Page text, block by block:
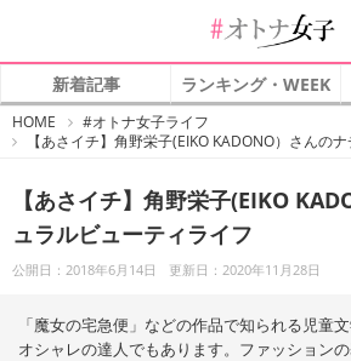
新着記事 ランキング・WEEK
HOME
オ
ト
子
#オトナ女子ライフ
【あさイチ】角野栄子(EIKO KADONO）さんの
【あさイチ】角野栄子(EIKO
ュラルビューティライフ
公開日：2018年6月14日 更新日：2020年11月28日
「魔女の宅急便」などの作品で知られる児童
オシャレの達人でもあります。ファッション